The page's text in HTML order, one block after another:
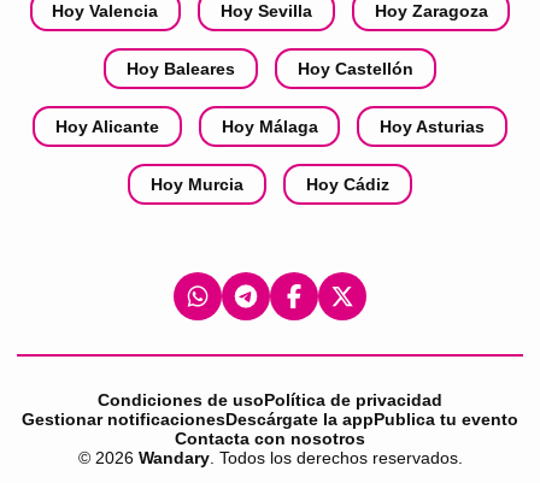
Hoy Valencia Hoy Sevilla Hoy Zaragoza
Hoy Baleares Hoy Castellón
Hoy Alicante Hoy Málaga Hoy Asturias
Hoy Murcia Hoy Cádiz
Condiciones de usoPolítica de privacidad
Gestionar notificacionesDescárgate la appPublica tu evento
Contacta con nosotros
© 2026 Wandary. Todos los derechos reservados.